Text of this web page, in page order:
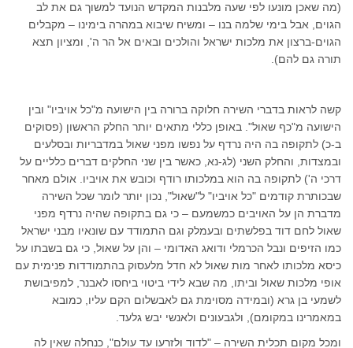
(מה שאכן מונעו לפי שעה מלבנות המקדש הנועד למשוך גם את לב
הגוים, אבל בימי שלמה בנו – ומשיח שיבוא במהרה בימינו – מקבלים
הגוים-ברצון את מלכות ישראל והולכים ובאים אל הר ה', ומציון תצא
תורה גם להם).
קשה לראות בדברי השירה חלוקה ברורה בין הישועה מ"כל אויביו" ובין
הישועה מ"כף שאול". באופן כללי מתאים יותר החלק הראשון (פסוקים
ב-כ) לתקופה בה היה נרדף על נפשו מפני שאול במדבריות ובסלעים
ובמצדות, והחלק השני (לג-נא, כאשר בין שני החלקים דברים כלליים על
דרכי ה') לתקופה בה הוא במלכותו רודף וכובש את אויביו. אולם מאחר
שבכותרת קודמים "כל אויביו" ל"שאול", נכון יותר לומר שכל השירה
מדברת הן על האויבים כמשמעם – כי גם בתקופה שהיה נרדף מפני
שאול לחם דוד בפלשתים ובעמלק וגם התמודד עם שונאיו מבני ישראל
כמו הזיפים ונבל הכרמלי ודואג האדומי – והן על שאול, כי גם בשבתו על
כיסא מלכותו לאחר מות שאול לא חדל מלעסוק בהתמודדות פנימית עם
אופי מלכות שאול וביתו, מה שבא לידי ביטוי ביחסו לאבנר, למפיבושת
לשמעי בן גרא (ובמידה מסוימת גם לאבשלום הקם עליו, כמובא
במאמרינו במקומם), ולגבעונים ולאנשי יבש גלעד.
ומכל מקום תכלית השירה – "לדוד ולזרעו עד עולם", כנחלה שאין לה